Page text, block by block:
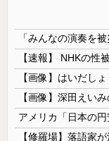
アメリカ「日本の